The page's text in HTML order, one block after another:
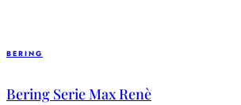
BERING
Bering Serie Max Renè